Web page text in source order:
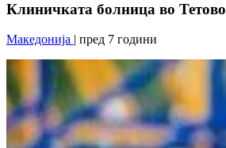
Клиничката болница во Тетово
Македонија | пред 7 години